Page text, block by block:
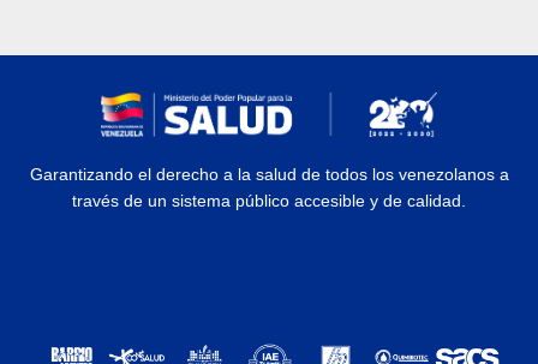
Garantizando el derecho a la salud de todos los venezolanos a
través de un sistema público accesible y de calidad.